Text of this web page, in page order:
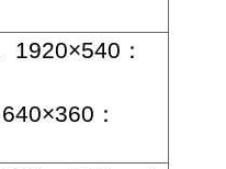
1920×540：
：